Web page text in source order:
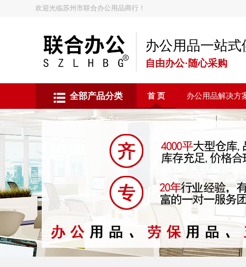
欢迎光临苏州市联合办公用品商行！
办公用品一站式
自由办公·随心采购
全部产品分类 首 页 办公用品解决方